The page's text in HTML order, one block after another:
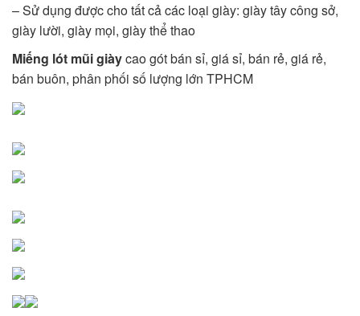
– Sử dụng được cho tất cả các loại giày: giày tây công sở,
giày lười, giày mọi, giày thể thao
Miếng lót mũi giàycao gót bán sỉ, giá sỉ, bán rẻ, giá rẻ,
bán buôn, phân phối số lượng lớn TPHCM